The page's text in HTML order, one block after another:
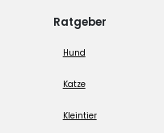
Ratgeber
Hund
Katze
Kleintier